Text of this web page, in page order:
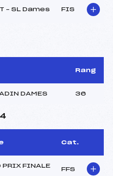
– SL Dames FIS
Rang
DAMES 36
Cat.
PRIX FINALE
FFS